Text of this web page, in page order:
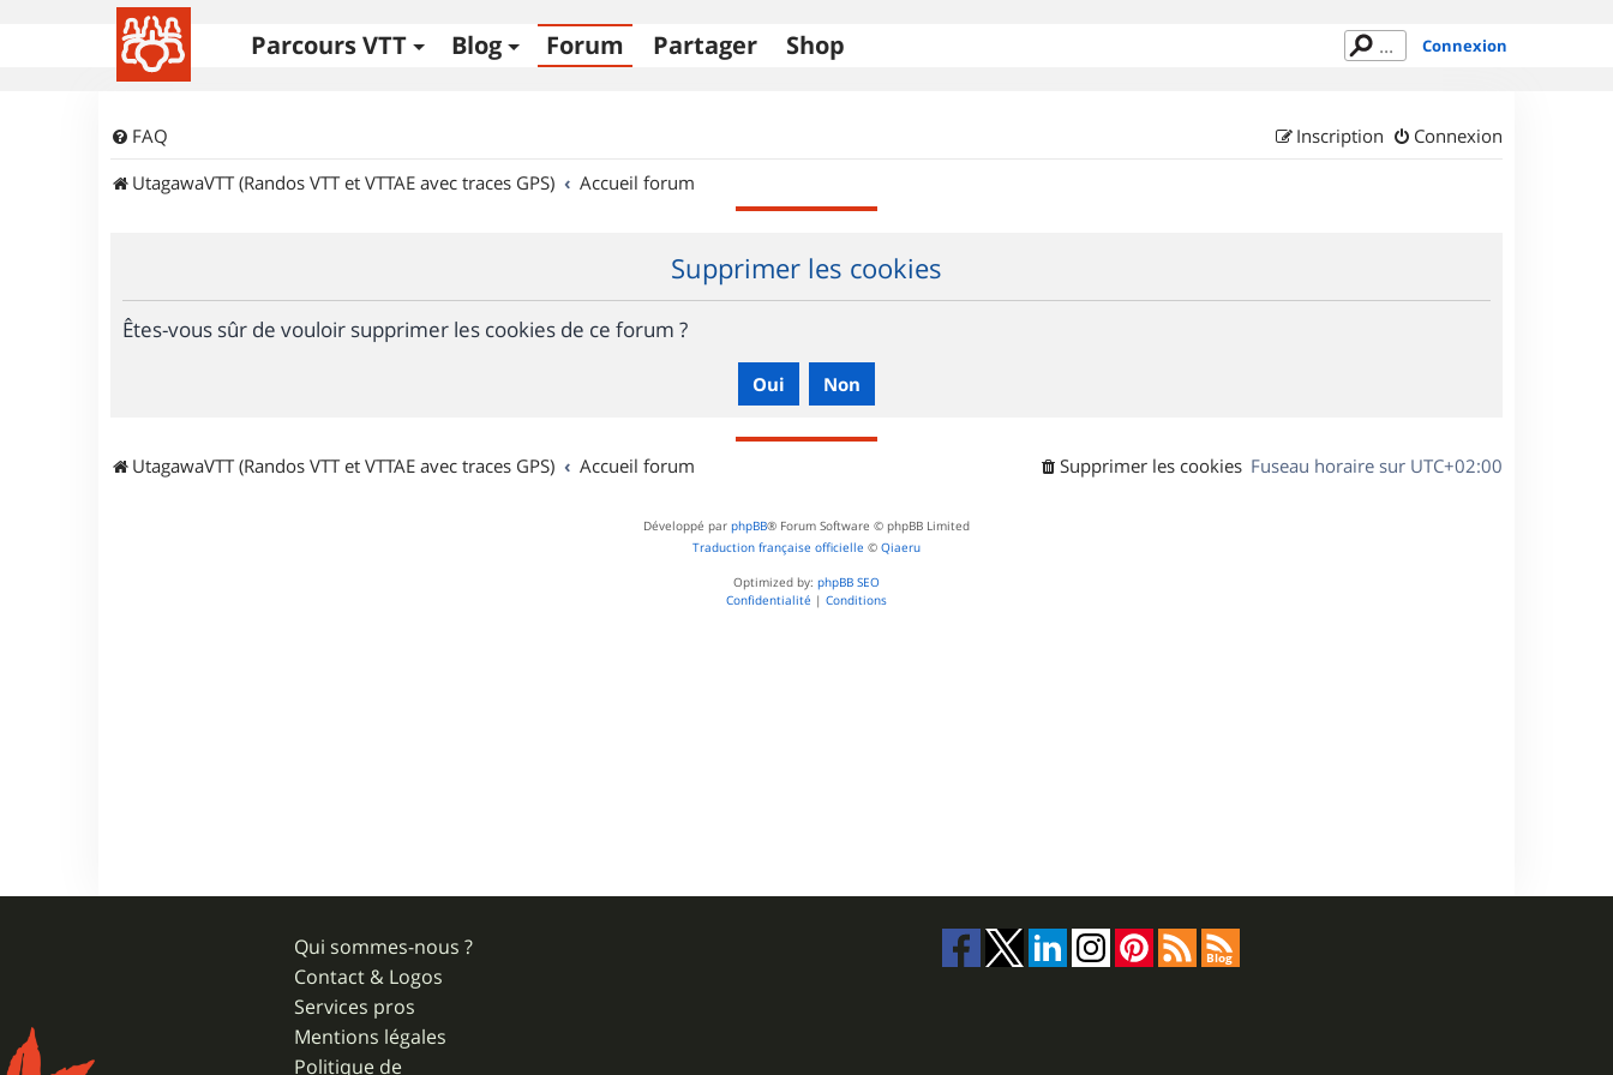
Parcours VTT Blog Forum Partager Shop Connexion
FAQ Connexion
Inscription
UtagawaVTT (Randos VTT et VTTAE avec traces GPS)
Accueil forum
Supprimer les cookies
Êtes-vous sûr de vouloir supprimer les cookies de ce forum ?
UtagawaVTT (Randos VTT et VTTAE avec traces GPS) Accueil forum Fuseau horaire sur UTC+02:00
Supprimer les cookies
Développé par phpBB® Forum Software © phpBB Limited
Traduction française officielle © Qiaeru
Optimized by: phpBB SEO
Confidentialité | Conditions
Qui sommes-nous ?
Contact & Logos
Services pros
Mentions légales
Politique de